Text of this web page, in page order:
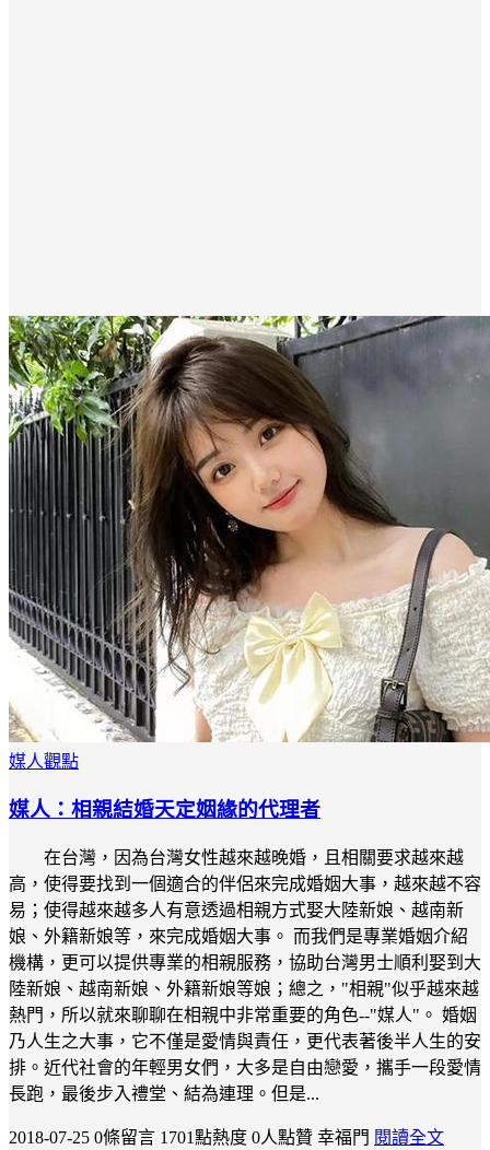
媒人觀點
媒人：相親結婚天定姻緣的代理者
在台灣，因為台灣女性越來越晚婚，且相關要求越來越
高，使得要找到一個適合的伴侶來完成婚姻大事，越來越不容
易；使得越來越多人有意透過相親方式娶大陸新娘、越南新
娘、外籍新娘等，來完成婚姻大事。 而我們是專業婚姻介紹
機構，更可以提供專業的相親服務，協助台灣男士順利娶到大
陸新娘、越南新娘、外籍新娘等娘；總之，"相親"似乎越來越
熱門，所以就來聊聊在相親中非常重要的角色--"媒人"。 婚姻
乃人生之大事，它不僅是愛情與責任，更代表著後半人生的安
排。近代社會的年輕男女們，大多是自由戀愛，攜手一段愛情
長跑，最後步入禮堂、結為連理。但是...
2018-07-25 0條留言 1701點熱度 0人點贊 幸福門 閱讀全文